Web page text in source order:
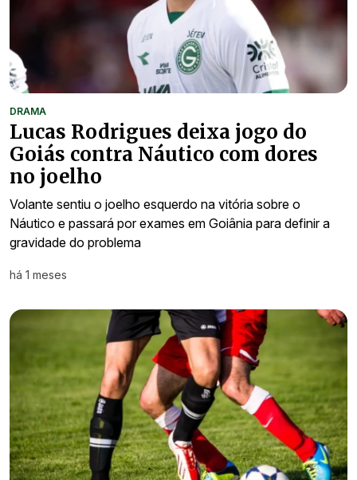
DRAMA
Lucas Rodrigues deixa jogo do
Goiás contra Náutico com dores
no joelho
Volante sentiu o joelho esquerdo na vitória sobre o
Náutico e passará por exames em Goiânia para definir a
gravidade do problema
há 1 meses